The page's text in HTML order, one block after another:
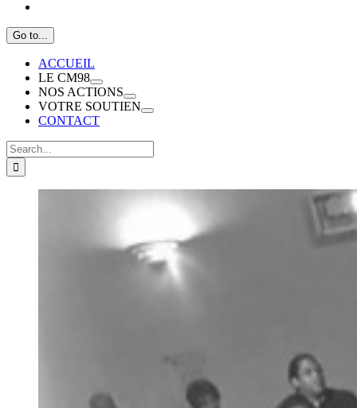
Go to...
ACCUEIL
LE CM98
NOS ACTIONS
VOTRE SOUTIEN
CONTACT
Search
for: